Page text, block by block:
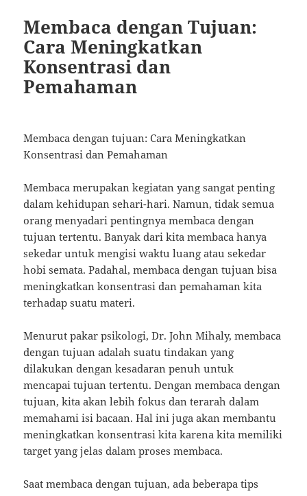
Membaca dengan Tujuan:
Cara Meningkatkan
Konsentrasi dan
Pemahaman
Membaca dengan tujuan: Cara Meningkatkan
Konsentrasi dan Pemahaman
Membaca merupakan kegiatan yang sangat penting
dalam kehidupan sehari-hari. Namun, tidak semua
orang menyadari pentingnya membaca dengan
tujuan tertentu. Banyak dari kita membaca hanya
sekedar untuk mengisi waktu luang atau sekedar
hobi semata. Padahal, membaca dengan tujuan bisa
meningkatkan konsentrasi dan pemahaman kita
terhadap suatu materi.
Menurut pakar psikologi, Dr. John Mihaly, membaca
dengan tujuan adalah suatu tindakan yang
dilakukan dengan kesadaran penuh untuk
mencapai tujuan tertentu. Dengan membaca dengan
tujuan, kita akan lebih fokus dan terarah dalam
memahami isi bacaan. Hal ini juga akan membantu
meningkatkan konsentrasi kita karena kita memiliki
target yang jelas dalam proses membaca.
Saat membaca dengan tujuan, ada beberapa tips